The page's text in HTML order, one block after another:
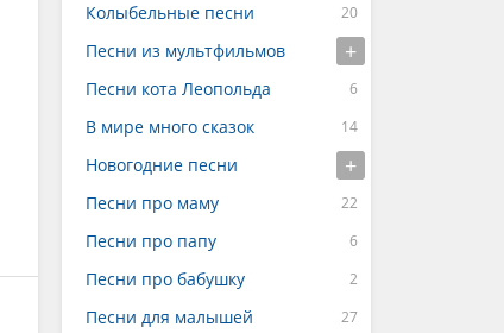
Колыбельные песни
Песни из мультфильмов
Песни кота Леопольда
В мире много сказок
Новогодние песни
Песни про маму
Песни про папу
Песни про бабушку
Песни для малышей